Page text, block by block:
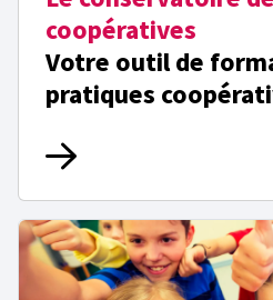
coopératives
Votre outil de
pratiques